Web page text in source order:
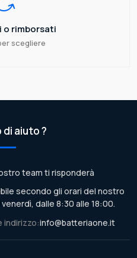
rimborsati
scegliere
di aiuto ?
team ti risponderà
secondo gli orari del nostro
dalle 8:30 alle 18:00.
indirizzo:info@batteriaone.it